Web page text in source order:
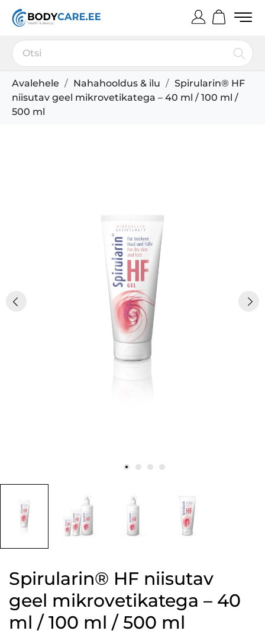
Avalehele Nahahooldus & ilu
Spirularin® HF
niisutav geel mikrovetikatega – 40 ml / 100 ml /
500 ml
Spirularin® HF niisutav
geel mikrovetikatega – 40
ml / 100 ml / 500 ml